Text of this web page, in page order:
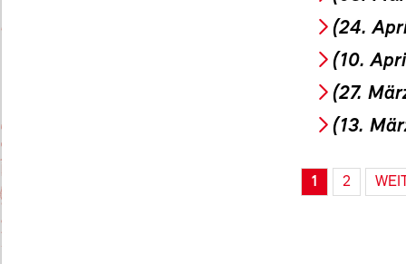
(24.
(10.
(27.
(13.
1 2